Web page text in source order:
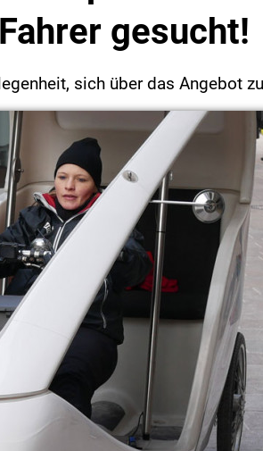
gesucht!
sich über das Angebot